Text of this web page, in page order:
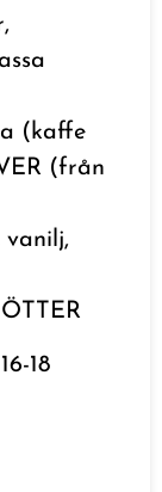
(kaffe
(från
vanilj,
18